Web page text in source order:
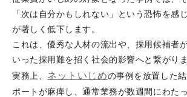
「次は自分かもしれない」という恐怖を感
が著しく低下します。
これは、優秀な人材の流出や、採用候補者
いった採用難を招く社会的影響へと繋がりま
実務上、 ネットいじめの事例を放置した
ポートが麻痺し、通常業務が数週間にわた